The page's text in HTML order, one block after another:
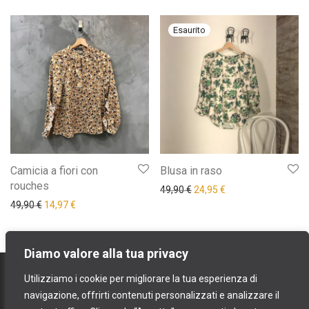
Diamo valore alla tua privacy
Utilizziamo i cookie per migliorare la tua esperienza di
navigazione, offrirti contenuti personalizzati e analizzare il
Camicia a fiori con
rouches
49,90€ Il prezzo originale era: 49,90 €.
14,97€
Blusa in raso
49,90€Il prezzo originale era:
24,95 €
spedizioni e resi